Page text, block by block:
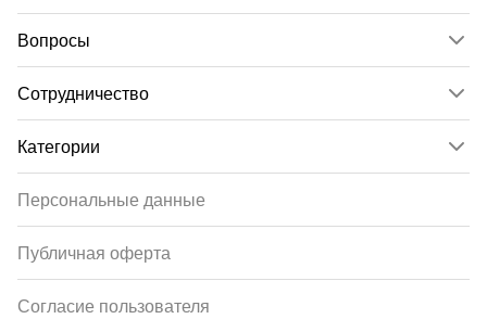
Вопросы
Сотрудничество
Категории
Персональные данные
Публичная оферта
Согласие пользователя